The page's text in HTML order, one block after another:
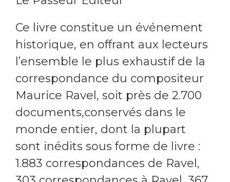
Ce livre constitue un événement
historique, en offrant aux lecteurs
l’ensemble le plus exhaustif de la
correspondance du compositeur
Maurice Ravel, soit près de 2.700
documents,conservés dans le
monde entier, dont la plupart
sont inédits sous forme de livre :
1.883 correspondances de Ravel,